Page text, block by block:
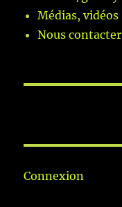
Médias, vidéos
Nous contacter
Connexion